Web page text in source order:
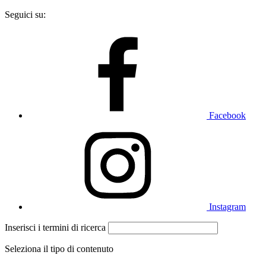
Seguici su:
Facebook
Instagram
Inserisci i termini di ricerca
Seleziona il tipo di contenuto